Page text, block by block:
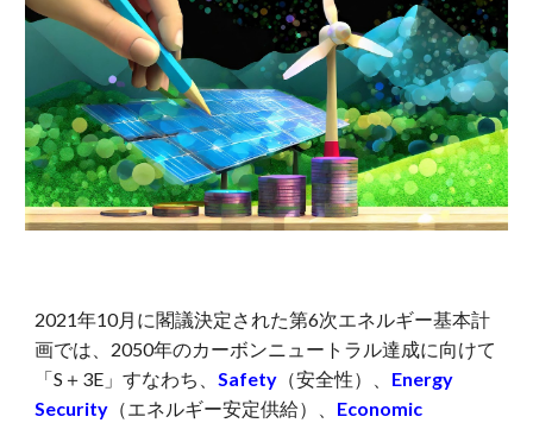
2021年10月に閣議決定された第6次エネルギー基本計
画では、2050年のカーボンニュートラル達成に向けて
「S＋3E」すなわち、Safety （安全性）、 Energy
Security （エネルギー安定供給）、 Economic